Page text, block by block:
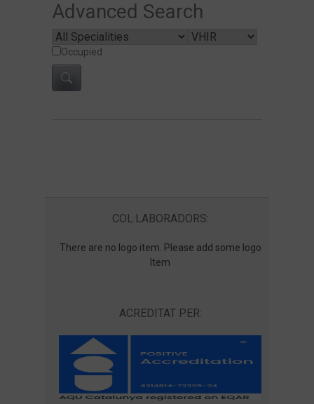
Advanced Search
Occupied
COL·LABORADORS:
There are no logo item. Please add some logo
Item
ACREDITAT PER: